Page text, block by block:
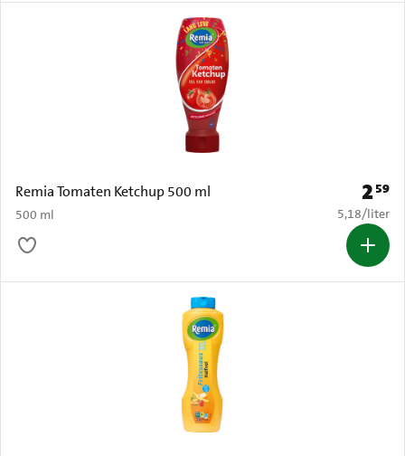
Remia Tomaten Ketchup 500 ml
500 ml
Prijs:
259
€ 5,18 per
5,18/liter